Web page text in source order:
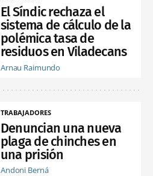
El Síndic rechaza el
sistema de cálculo de la
polémica tasa de
residuos en Viladecans
Arnau Raimundo
TRABAJADORES
Denuncian una nueva
plaga de chinches en
una prisión
Andoni Berná